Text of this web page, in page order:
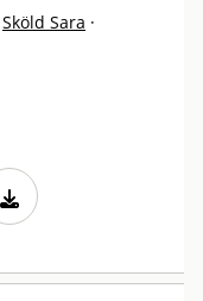
Sköld Sara ·